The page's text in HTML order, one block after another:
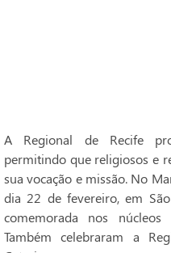
A Regional de Recife
permitindo que religiosos e
sua vocação e missão. No
dia 22 de fevereiro, em
comemorada nos
Também celebraram a